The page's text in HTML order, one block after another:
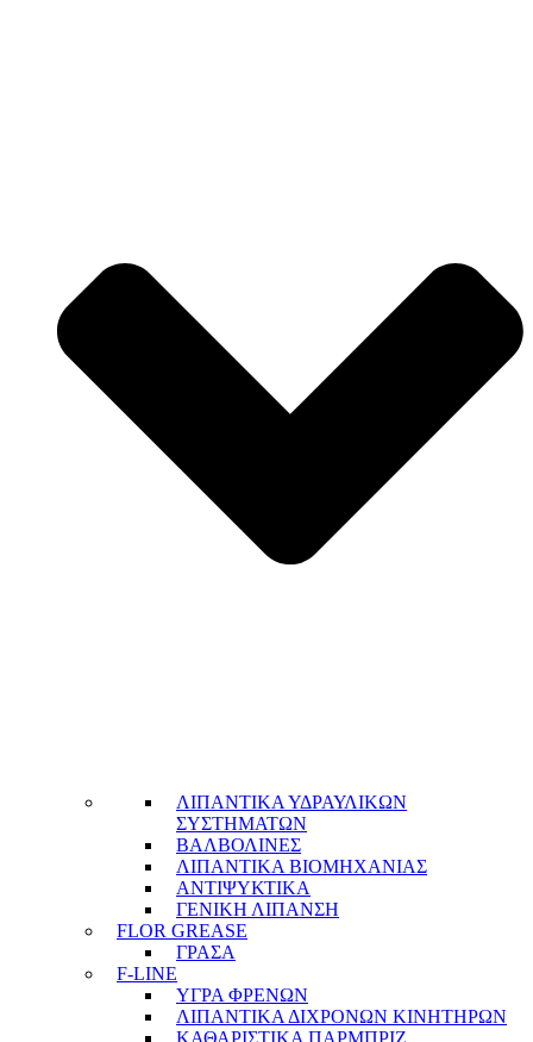
ΛΙΠΑΝΤΙΚΑ ΥΔΡΑΥΛΙΚΩΝ
ΣΥΣΤΗΜΑΤΩΝ
ΒΑΛΒΟΛΙΝΕΣ
ΛΙΠΑΝΤΙΚΑ ΒΙΟΜΗΧΑΝΙΑΣ
ΑΝΤΙΨΥΚΤΙΚΑ
ΓΕΝΙΚΗ ΛΙΠΑΝΣΗ
FLOR GREASE
ΓΡΑΣΑ
F-LINE
ΥΓΡΑ ΦΡΕΝΩΝ
ΛΙΠΑΝΤΙΚΑ ΔΙΧΡΟΝΩΝ ΚΙΝΗΤΗΡΩΝ